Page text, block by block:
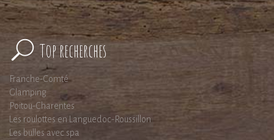
Top recherches
Franche-Comté
Glamping
Poitou-Charentes
Les roulottes en Languedoc-Roussillon
Les bulles avec spa